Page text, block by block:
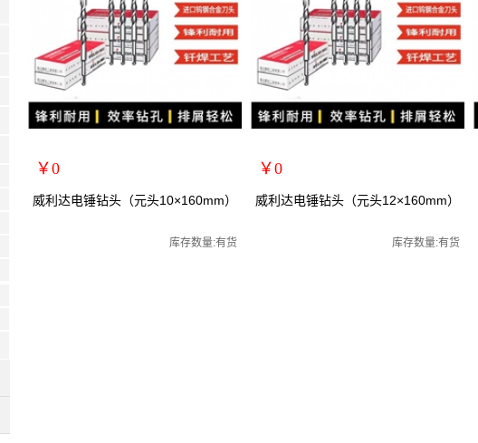
￥0
扩展说明：
威利达电锤钻头（元头10×160mm）
库存数量:有货
￥0
扩展说明：
威利达电锤钻头（元头12×160mm）
库存数量:有货